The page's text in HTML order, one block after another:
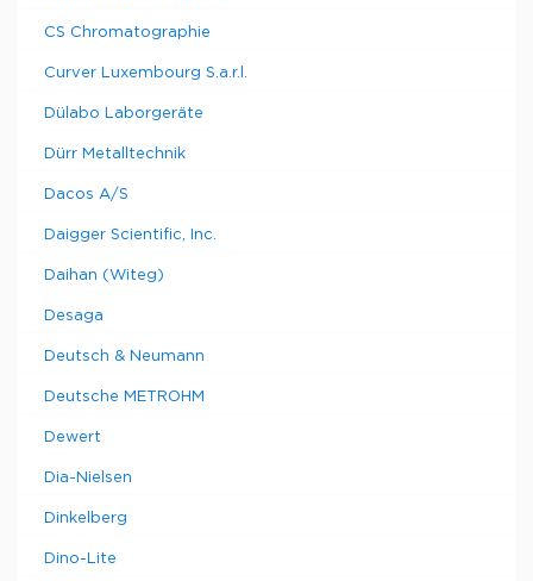
CS Chromatographie
Curver Luxembourg S.a.r.l.
Dülabo Laborgeräte
Dürr Metalltechnik
Dacos A/S
Daigger Scientific, Inc.
Daihan (Witeg)
Desaga
Deutsch & Neumann
Deutsche METROHM
Dewert
Dia-Nielsen
Dinkelberg
Dino-Lite